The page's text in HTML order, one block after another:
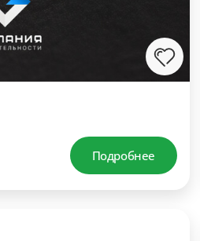
Подробнее